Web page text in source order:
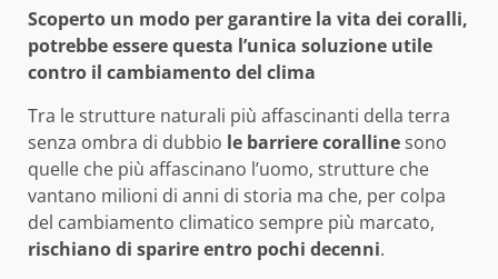
Scoperto un modo per garantire la vita dei coralli,
potrebbe essere questa l’unica soluzione utile
contro il cambiamento del clima
Tra le strutture naturali più affascinanti della terra
senza ombra di dubbio le barriere corallinesono
quelle che più affascinano l’uomo, strutture che
vantano milioni di anni di storia ma che, per colpa
del cambiamento climatico sempre più marcato,
rischiano di sparire entro pochi decenni.